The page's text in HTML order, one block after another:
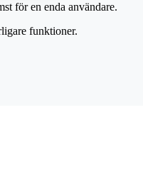
för en enda användare.
funktioner.